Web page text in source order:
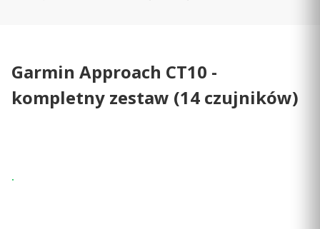
Garmin Approach CT10 -
kompletny zestaw (14 czujników)